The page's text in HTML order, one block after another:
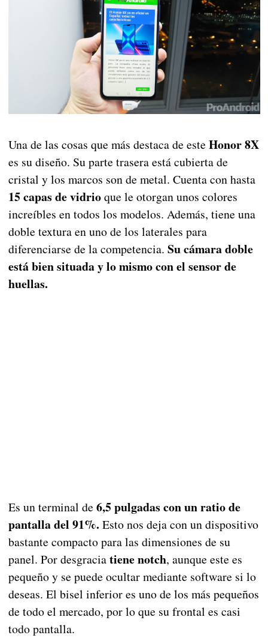
Una de las cosas que más destaca de este Honor 8X
es su diseño. Su parte trasera está cubierta de
cristal y los marcos son de metal. Cuenta con hasta
15 capas de vidrioque le otorgan unos colores
increíbles en todos los modelos. Además, tiene una
doble textura en uno de los laterales para
diferenciarse de la competencia. Su cámara doble
está bien situada y lo mismo con el sensor de
huellas.
Es un terminal de 6,5 pulgadas con un ratio de
pantalla del 91%. Esto nos deja con un dispositivo
bastante compacto para las dimensiones de su
panel. Por desgraciatiene notch, aunque este es
pequeño y se puede ocultar mediante software si lo
deseas. El bisel inferior es uno de los más pequeños
de todo el mercado, por lo que su frontal es casi
todo pantalla.